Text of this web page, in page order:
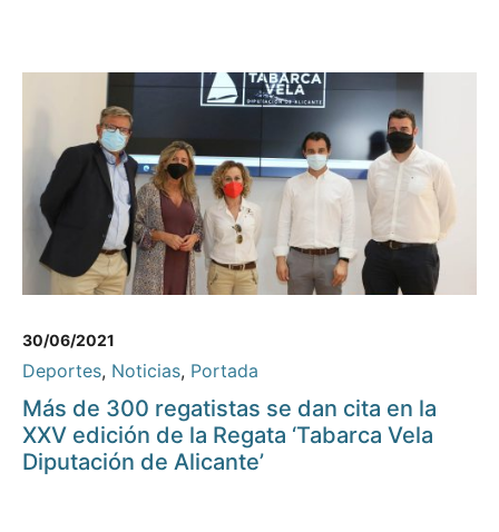
30/06/2021
Deportes, Noticias, Portada
Más de 300 regatistas se dan cita en la
XXV edición de la Regata ‘Tabarca Vela
Diputación de Alicante’